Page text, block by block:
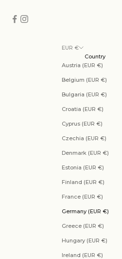
EUR €
Country
Austria (EUR €)
Belgium (EUR €)
Bulgaria (EUR €)
Croatia (EUR €)
Cyprus (EUR €)
Czechia (EUR €)
Denmark (EUR €)
Estonia (EUR €)
Finland (EUR €)
France (EUR €)
Germany (EUR €)
Greece (EUR €)
Hungary (EUR €)
Ireland (EUR €)